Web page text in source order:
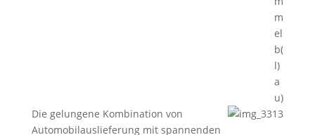
m
el
b(
l)
a
u)
Die gelungene Kombination von
Automobilauslieferung mit spannenden